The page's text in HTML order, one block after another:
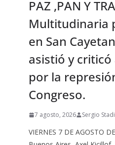
PAZ ,PAN Y
Multitudinaria
en San
asistió y
por la
Congreso.
7 agosto, 2026 Sergio
VIERNES 7 DE AGOSTO